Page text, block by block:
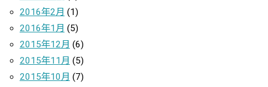
2016年2月 (1)
2016年1月 (5)
2015年12月 (6)
2015年11月 (5)
2015年10月 (7)